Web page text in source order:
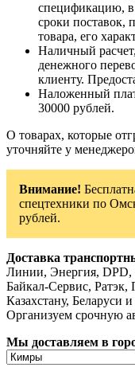
спецификацию, в
сроки поставок,
товара, его
Наличный
денежного
клиенту.
Наложенный
30000 рублей.
О товарах, которые
уточняйте у
Внимание!
спецтехники по
рублей.
Доставка
Линии, Энергия, DPD,
Байкал-Сервис,
Казахстану, Беларуси
Организуем срочную
Мы доставляем в